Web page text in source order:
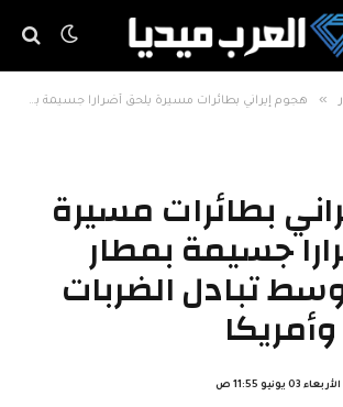
» هجوم إيراني بطائرات مسيرة يلحق أضرارا جسيمة بمطار الكويت وسط تبادل الضربات بين إيران وأمريكا
بطائرات مسيرة
جسيمة بمطار
تبادل الضربات
الأربعاء 03 يونيو 11:55 ص